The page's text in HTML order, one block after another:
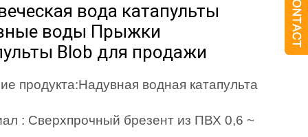
вода катапульты
воды Прыжки
Blob для продажи
продукта:Надувная водная катапульта
: Сверхпрочный брезент из ПВХ 0,6 ~